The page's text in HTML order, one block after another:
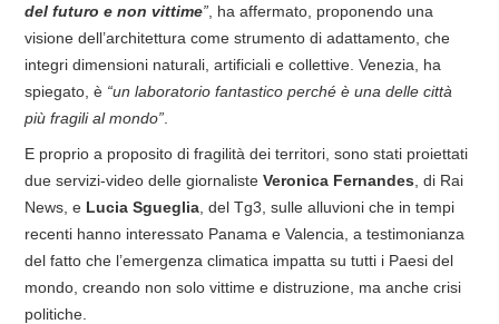
del futuro e non vittime” , ha affermato, proponendo una
visione dell’architettura come strumento di adattamento, che
integri dimensioni naturali, artificiali e collettive. Venezia, ha
spiegato, è “un laboratorio fantastico perché è una delle città
più fragili al mondo”
E proprio a proposito di fragilità dei territori, sono stati proiettati
due servizi-video delle giornaliste Veronica Fernandes , di Rai
News, e Lucia Sgueglia , del Tg3, sulle alluvioni che in tempi
recenti hanno interessato Panama e Valencia, a testimonianza
del fatto che l’emergenza climatica impatta su tutti i Paesi del
mondo, creando non solo vittime e distruzione, ma anche crisi
politiche.